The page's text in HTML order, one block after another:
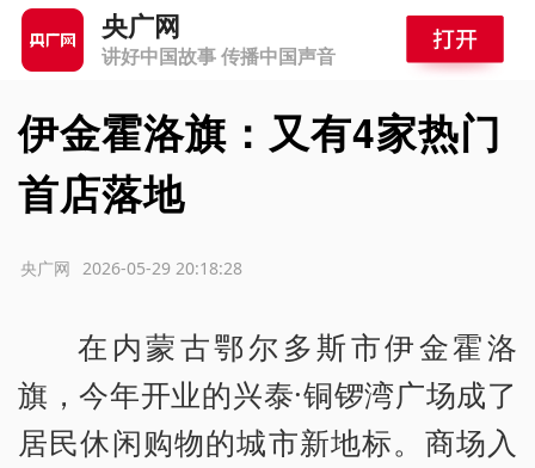
央广网
讲好中国故事 传播中国声音
伊金霍洛旗：又有4家热门
首店落地
2026-05-29 20:18:28
央广网
在内蒙古鄂尔多斯市伊金霍洛
旗，今年开业的兴泰·铜锣湾广场成了
居民休闲购物的城市新地标。商场入